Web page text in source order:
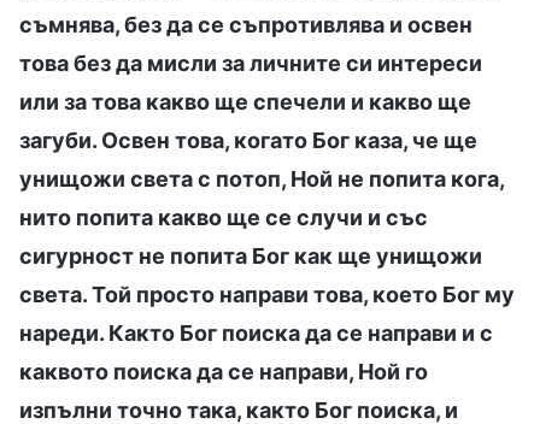
съмнява, без да се съпротивлява и освен
това без да мисли за личните си интереси
или за това какво ще спечели и какво ще
загуби. Освен това, когато Бог каза, че ще
унищожи света с потоп, Ной не попита кога,
нито попита какво ще се случи и със
сигурност не попита Бог как ще унищожи
света. Той просто направи това, което Бог му
нареди. Както Бог поиска да се направи и с
каквото поиска да се направи, Ной го
изпълни точно така, както Бог поиска, и